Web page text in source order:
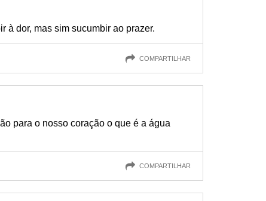
à dor, mas sim sucumbir ao prazer.
COMPARTILHAR
para o nosso coração o que é a água
COMPARTILHAR